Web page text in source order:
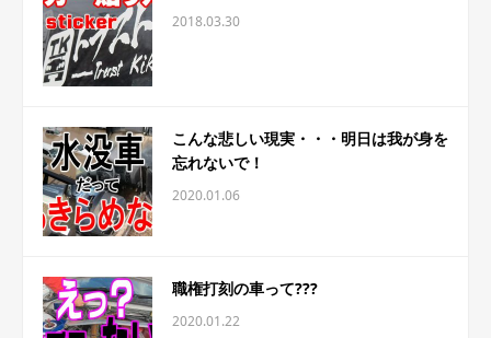
2018.03.30
こんな悲しい現実・・・明日は我が身を
忘れないで！
2020.01.06
職権打刻の車って???
2020.01.22